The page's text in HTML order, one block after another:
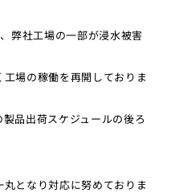
弊社工場の一部が浸水被害
場の稼働を再開しておりま
品出荷スケジュールの後ろ
となり対応に努めておりま